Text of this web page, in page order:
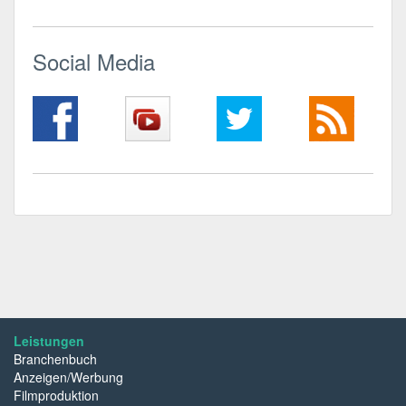
Social Media
Leistungen
Branchenbuch
Anzeigen/Werbung
Filmproduktion